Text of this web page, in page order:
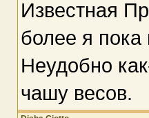
Известная
более я
Неудобно
чашу весов.